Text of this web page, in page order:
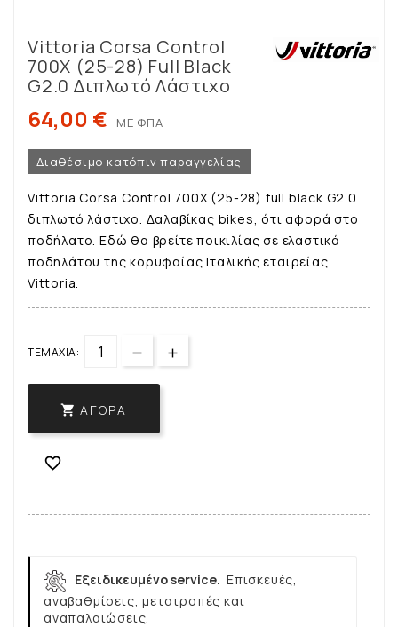
Vittoria Corsa Control
700X (25-28) Full Black
G2.0 Διπλωτό Λάστιχο
64,00 € ΜΕ ΦΠΑ
Διαθέσιμο κατόπιν παραγγελίας
Vittoria Corsa Control 700X (25-28) full black G2.0
διπλωτό λάστιχο. Δαλαβίκας bikes, ότι αφορά στο
ποδήλατο. Εδώ θα βρείτε ποικιλίας σε ελαστικά
ποδηλάτου της κορυφαίας Ιταλικής εταιρείας
Vittoria.
ΤΕΜΆΧΙΑ:
 ΑΓΟΡΆ

Εξειδικευμένο service. Επισκευές,
αναβαθμίσεις, μετατροπές και
αναπαλαιώσεις.